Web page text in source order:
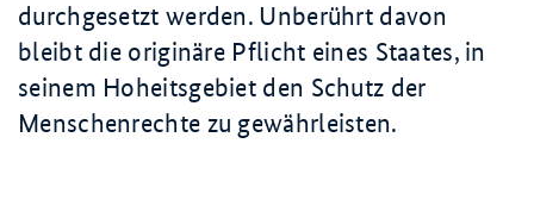
durchgesetzt werden. Unberührt davon
bleibt die originäre Pflicht eines Staates, in
seinem Hoheitsgebiet den Schutz der
Menschenrechte zu gewährleisten.